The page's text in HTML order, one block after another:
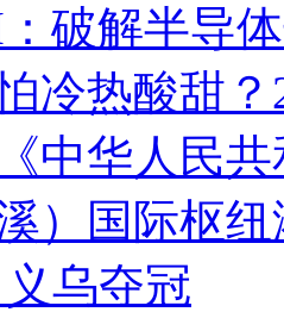
破解半导
冷热酸甜
中华人民
）国际枢
乌夺冠